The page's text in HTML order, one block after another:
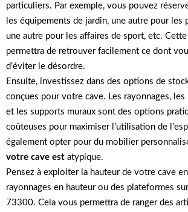
particuliers. Par exemple, vous pouvez
les équipements de jardin, une autre pour les
une autre pour les affaires de sport, etc.
permettra de retrouver facilement ce dont
d’éviter le désordre.
Ensuite, investissez dans des options de
conçues pour votre cave. Les rayonnages, les
et les supports muraux sont des options
coûteuses pour maximiser l’utilisation de
également opter pour du mobilier
votre cave est atypique.
Pensez à exploiter la hauteur de votre cave
rayonnages en hauteur ou des plateformes
73300. Cela vous permettra de ranger des